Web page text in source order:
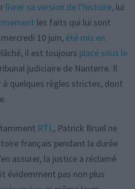
livrer sa version de l’histoire,lui
les faits qui lui sont
10 juin,été mis en
il est toujours placé sous le
judiciaire de Nanterre. Il
quelques règles strictes, dont
RTL, Patrick Bruel ne
français pendant la durée
assurer, la justice a réclamé
évidemment pas non plus